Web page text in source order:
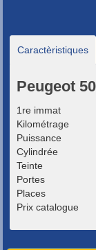
Caractèristiques
Peugeot
1re immat
Kilométrage
Puissance
Cylindrée
Teinte
Portes
Places
Prix catalogue